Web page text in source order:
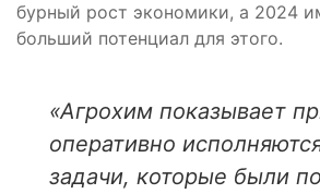
бурный рост экономики, а 2024
больший потенциал для этого.
«Агрохим показывает
оперативно
задачи, которые были